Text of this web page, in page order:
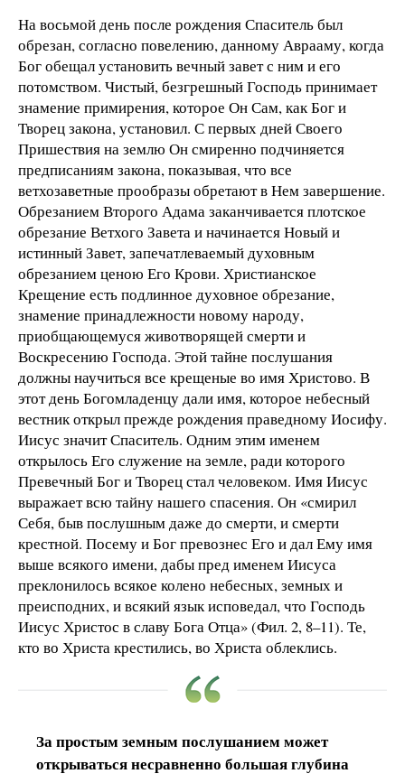
На восьмой день после рождения Спаситель был
обрезан, согласно повелению, данному Аврааму, когда
Бог обещал установить вечный завет с ним и его
потомством. Чистый, безгрешный Господь принимает
знамение примирения, которое Он Сам, как Бог и
Творец закона, установил. С первых дней Своего
Пришествия на землю Он смиренно подчиняется
предписаниям закона, показывая, что все
ветхозаветные прообразы обретают в Нем завершение.
Обрезанием Второго Адама заканчивается плотское
обрезание Ветхого Завета и начинается Новый и
истинный Завет, запечатлеваемый духовным
обрезанием ценою Его Крови. Христианское
Крещение есть подлинное духовное обрезание,
знамение принадлежности новому народу,
приобщающемуся животворящей смерти и
Воскресению Господа. Этой тайне послушания
должны научиться все крещеные во имя Христово. В
этот день Богомладенцу дали имя, которое небесный
вестник открыл прежде рождения праведному Иосифу.
Иисус значит Спаситель. Одним этим именем
открылось Его служение на земле, ради которого
Превечный Бог и Творец стал человеком. Имя Иисус
выражает всю тайну нашего спасения. Он «смирил
Себя, быв послушным даже до смерти, и смерти
крестной. Посему и Бог превознес Его и дал Ему имя
выше всякого имени, дабы пред именем Иисуса
преклонилось всякое колено небесных, земных и
преисподних, и всякий язык исповедал, что Господь
Иисус Христос в славу Бога Отца» (Фил. 2, 8–11). Те,
кто во Христа крестились, во Христа облеклись.
За простым земным послушанием может
открываться несравненно большая глубина